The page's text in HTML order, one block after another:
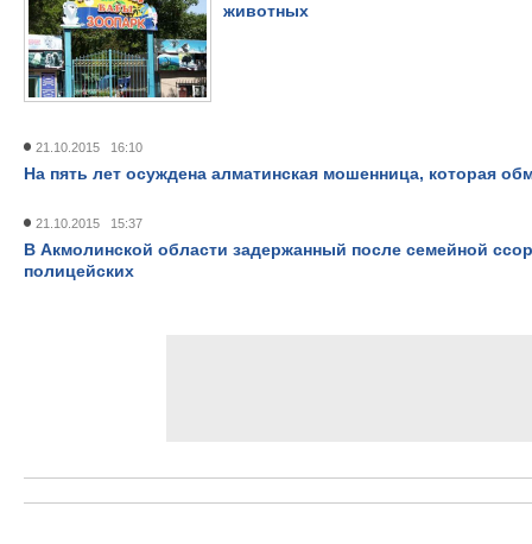
животных
21.10.2015 16:10
На пять лет осуждена алматинская мошенница, которая
21.10.2015 15:37
В Акмолинской области задержанный после семейной
полицейских